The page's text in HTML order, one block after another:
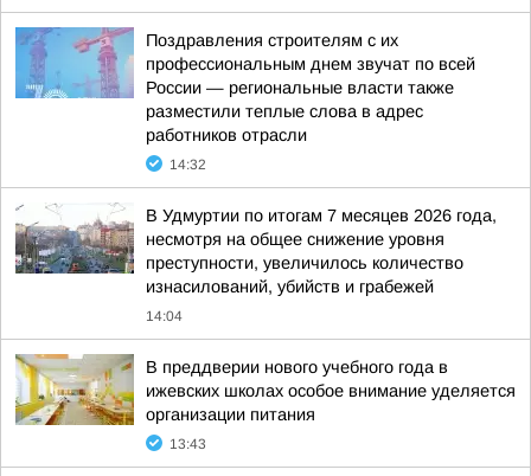
Поздравления строителям с их
профессиональным днем звучат по всей
России — региональные власти также
разместили теплые слова в адрес
работников отрасли
14:32
В Удмуртии по итогам 7 месяцев 2026 года,
несмотря на общее снижение уровня
преступности, увеличилось количество
изнасилований, убийств и грабежей
14:04
В преддверии нового учебного года в
ижевских школах особое внимание уделяется
организации питания
13:43